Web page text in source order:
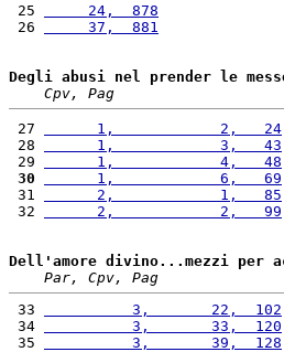
25
     24,  878
26
     37,  881
Degli abusi nel prender le
Cpv, Pag
27
      1,            2,   24
28
      1,            3,   43
29
      1,            4,   48
30
      1,            6,   69
31
      2,            1,   85
32
      2,            2,   99
Dell'amore divino...mezzi per
Par, Cpv, Pag
33
          3,       22,  102
34
          3,       33,  120
35
          3,       39,  128